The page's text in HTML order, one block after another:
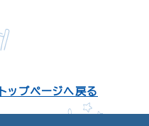
トップページへ戻る